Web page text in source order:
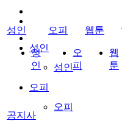
성인
성인
오피
오피
성인
성
인
오피
오
피
웹툰
웹
툰
공지사